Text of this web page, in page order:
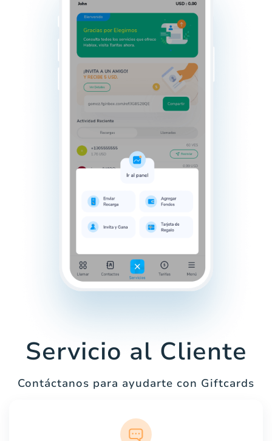
Servicio al Cliente
Contáctanos para ayudarte con Giftcards